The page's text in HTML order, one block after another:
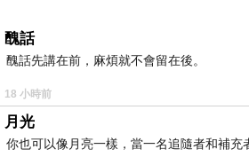
醜話
醜話先講在前，麻煩就不會留在後。
18 小時前
月光
你也可以像月亮一樣，當一名追隨者和補充